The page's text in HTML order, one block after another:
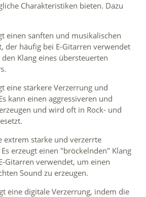
Charakteristiken bieten. Dazu
einen sanften und musikalischen
der häufig bei E-Gitarren verwendet
Klang eines übersteuerten
eine stärkere Verzerrung und
kann einen aggressiveren und
und wird oft in Rock- und
extrem starke und verzerrte
erzeugt einen "bröckelnden" Klang
Gitarren verwendet, um einen
Sound zu erzeugen.
eine digitale Verzerrung, indem die